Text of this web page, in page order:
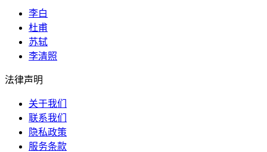
李白
杜甫
苏轼
李清照
法律声明
关于我们
联系我们
隐私政策
服务条款